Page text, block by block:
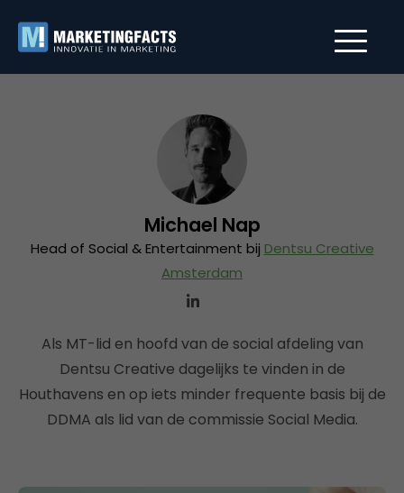
Michael Nap
Head of Social & Entertainment bij Dentsu Creative
Amsterdam
Als MT-lid en hoofd van de social afdeling van
Dentsu Creative dagelijks te vinden in de
Houthavens en op iets minder frequente basis bij de
DDMA als lid van de commissie Social Media.